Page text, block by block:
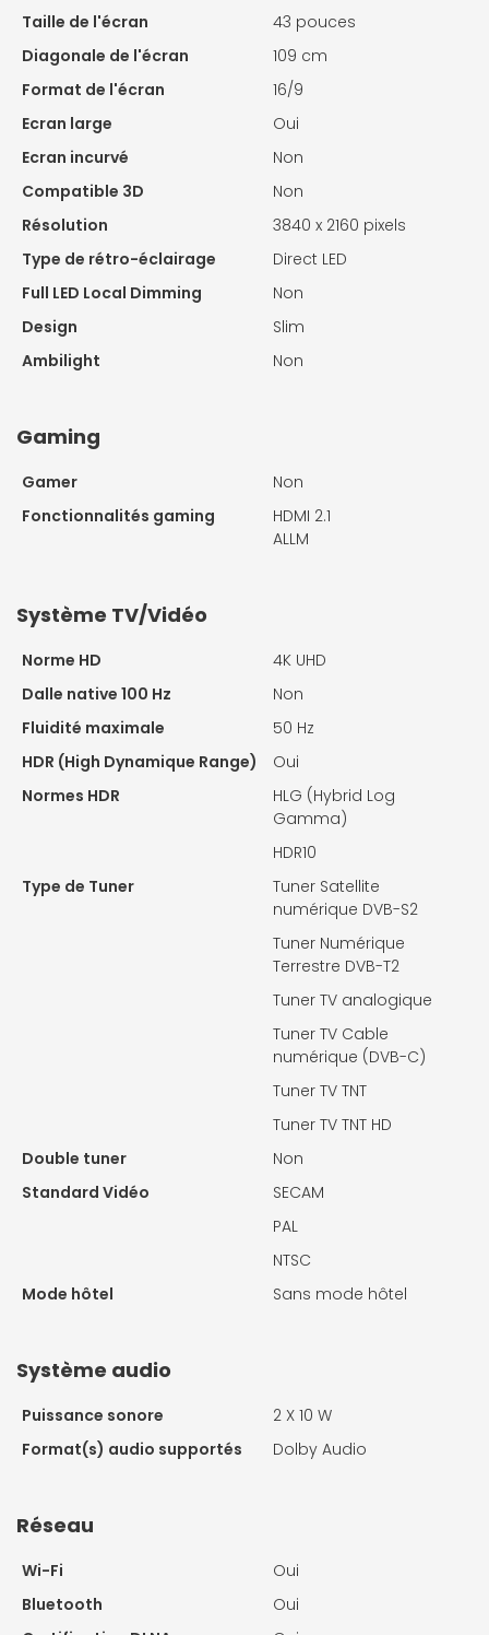
Taille de l'écran
43 pouces
Diagonale de l'écran
109 cm
Format de l'écran
16/9
Ecran large
Oui
Ecran incurvé
Non
Compatible 3D
Non
Résolution
3840 x 2160 pixels
Type de rétro-éclairage
Direct LED
Full LED Local Dimming
Non
Design
Slim
Ambilight
Non
Gaming
Gamer
Non
Fonctionnalités gaming
HDMI 2.1
ALLM
Système TV/Vidéo
Norme HD
4K UHD
Dalle native 100 Hz
Non
Fluidité maximale
50 Hz
HDR (High Dynamique Range)
Oui
Normes HDR
HLG (Hybrid Log
Gamma)
HDR10
Type de Tuner
Tuner Satellite
numérique DVB-S2
Tuner Numérique
Terrestre DVB-T2
Tuner TV analogique
Tuner TV Cable
numérique (DVB-C)
Tuner TV TNT
Tuner TV TNT HD
Double tuner
Non
Standard Vidéo
SECAM
PAL
NTSC
Mode hôtel
Sans mode hôtel
Système audio
Puissance sonore 2 X 10 W
Format(s) audio supportés
Dolby Audio
Réseau
Wi-Fi
Oui
Bluetooth
Oui